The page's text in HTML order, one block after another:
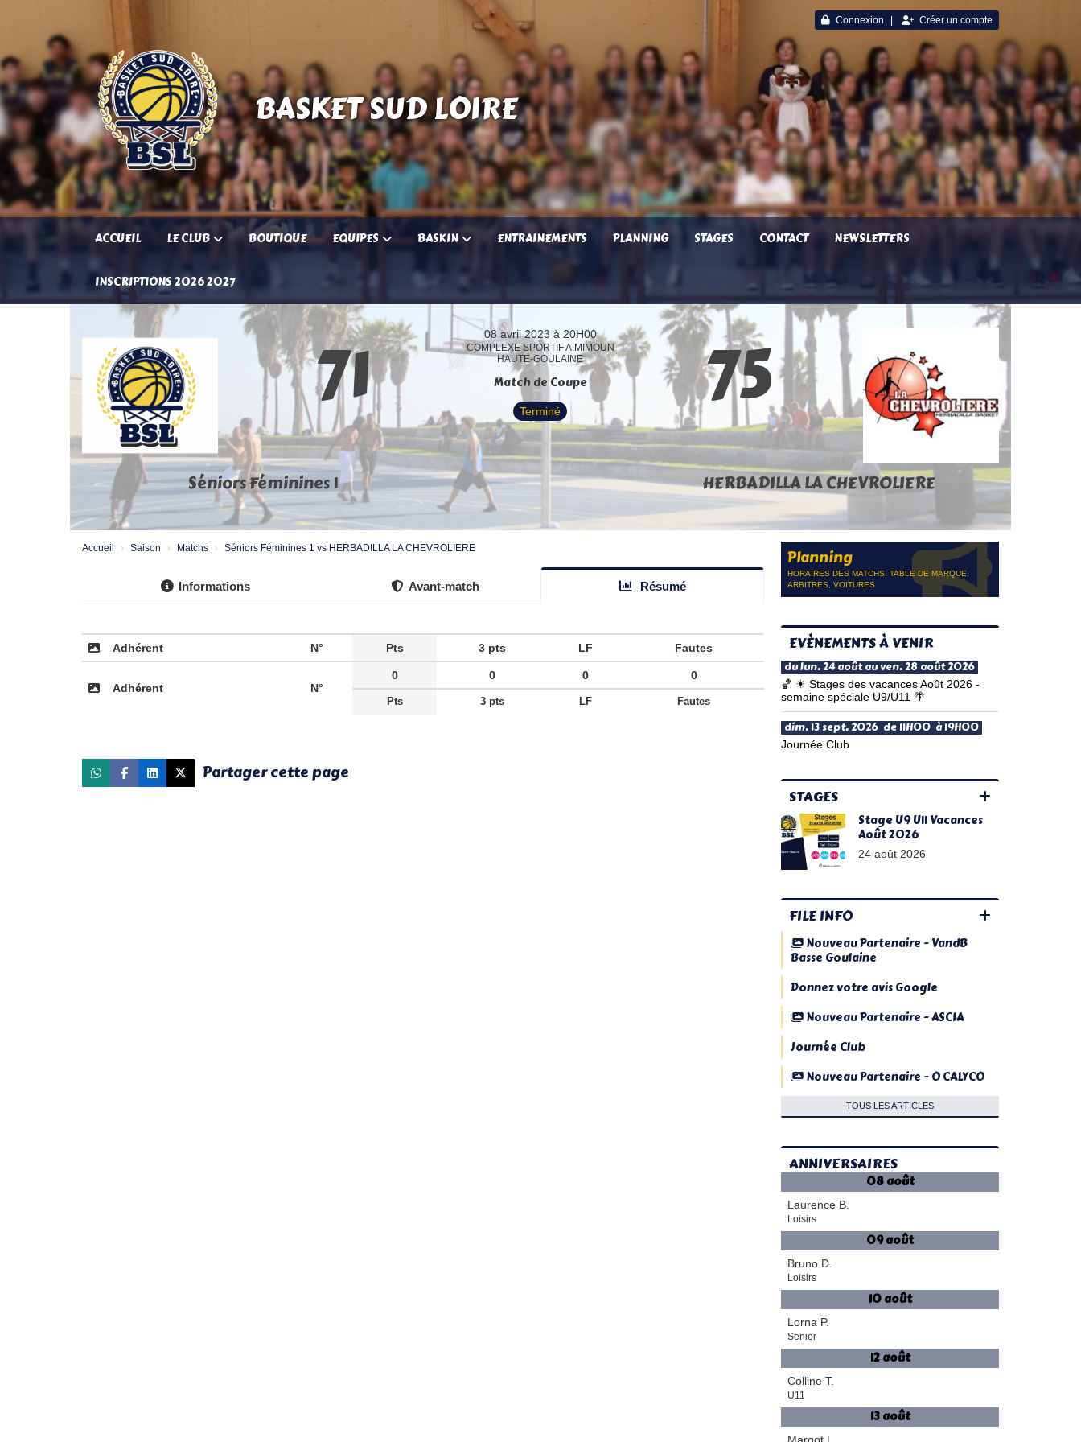
Connexion Créer un compte
BASKET SUD LOIRE
ACCUEIL LE CLUB BOUTIQUE EQUIPES BASKIN ENTRAINEMENTS PLANNING STAGES CONTACT NEWSLETTERS
INSCRIPTIONS 2026 2027
08 avril 2023 à 20H00
COMPLEXE SPORTIF A.MIMOUN
HAUTE-GOULAINE
Match de Coupe
Terminé
71 75
Séniors Féminines 1 HERBADILLA LA CHEVROLIERE
Accueil Saison Matchs Séniors Féminines 1 vs HERBADILLA LA CHEVROLIERE
Informations Avant-match Résumé
Adhérent N° Pts 3 pts LF Fautes
Adhérent N°
0 0 0 0
Pts 3 pts LF Fautes
Partager cette page
Planning
HORAIRES DES MATCHS, TABLE DE MARQUE,
ARBITRES, VOITURES
EVÈNEMENTS À VENIR
du lun. 24 août au ven. 28 août 2026
🏀 ☀ Stages des vacances Août 2026 -
semaine spéciale U9/U11 🌴
dim. 13 sept. 2026 de 11H00 à 19H00
Journée Club
STAGES
Stage U9 U11 Vacances
Août 2026
24 août 2026
FILE INFO
Nouveau Partenaire - VandB
Basse Goulaine
Donnez votre avis Google
Nouveau Partenaire - ASCIA
Journée Club
Nouveau Partenaire - O CALYCO
TOUS LES ARTICLES
ANNIVERSAIRES
08 août
Laurence B.
Loisirs
09 août
Bruno D.
Loisirs
10 août
Lorna P.
Senior
12 août
Colline T.
U11
13 août
Panneau de gestion des cookies